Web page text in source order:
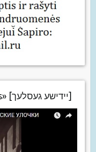
Eilėraštis «Žydiškos gatvelės» [יידישע געסלעך]